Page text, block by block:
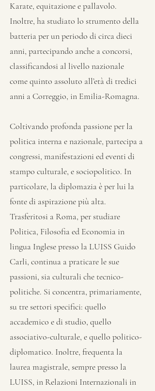
Karate, equitazione e pallavolo.
Inoltre, ha studiato lo strumento della
batteria per un periodo di circa dieci
anni, partecipando anche a concorsi,
classificandosi al livello nazionale
come quinto assoluto all’età di tredici
anni a Correggio, in Emilia-Romagna.
Coltivando profonda passione per la
politica interna e nazionale, partecipa a
congressi, manifestazioni ed eventi di
stampo culturale, e sociopolitico. In
particolare, la diplomazia è per lui la
fonte di aspirazione più alta.
Trasferitosi a Roma, per studiare
Politica, Filosofia ed Economia in
lingua Inglese presso la LUISS Guido
Carli, continua a praticare le sue
passioni, sia culturali che tecnico-
politiche. Si concentra, primariamente,
su tre settori specifici: quello
accademico e di studio, quello
associativo-culturale, e quello politico-
diplomatico. Inoltre, frequenta la
laurea magistrale, sempre presso la
LUISS, in Relazioni Internazionali in